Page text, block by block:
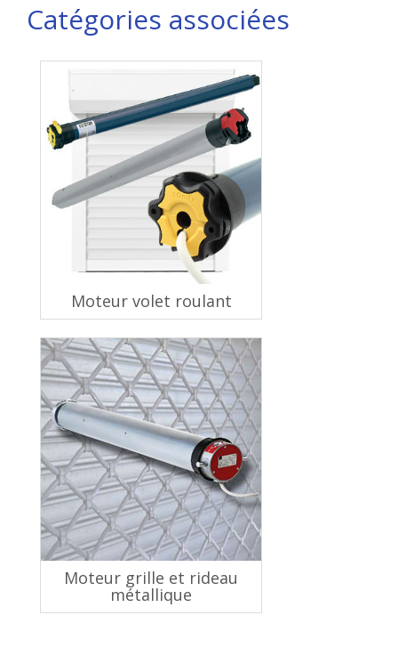
Catégories associées
Moteur volet roulant
Moteur grille et rideau
métallique